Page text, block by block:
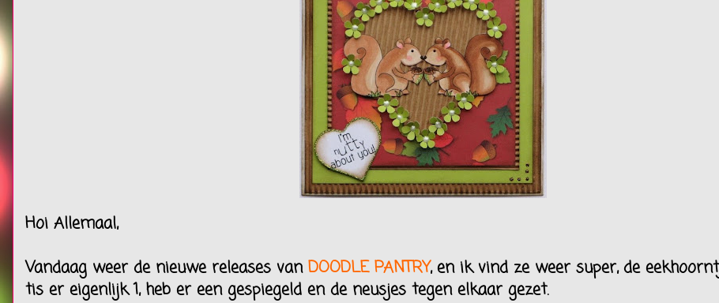
Hoi Allemaal,
Vandaag weer de nieuwe releases vanDOODLE PANTRY, en ik vind ze weer super, de
tis er eigenlijk 1, heb er een gespiegeld en de neusjes tegen elkaar gezet.